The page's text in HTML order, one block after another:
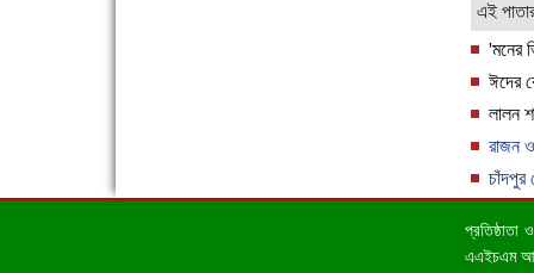
এই
'মনের
ঈদের
লালন
রাজন
চাঁদপুর
এএইচএম